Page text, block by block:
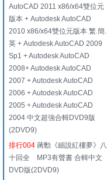
AutoCAD 2011 x86/x64雙位元
版本 + Autodesk AutoCAD
2010 x86/x64雙位元版本 繁.簡.
英 + Autodesk AutoCAD 2009
Sp1 + Autodesk AutoCAD
2008+ Autodesk AutoCAD
2007 + Autodesk AutoCAD
2006 + Autodesk AutoCAD
2005 + Autodesk AutoCAD
2004 中文超強合輯DVD9版
(2DVD9)
排行004 蔣勳《細說紅樓夢》八
十回全 MP3有聲書 合輯中文
DVD版(2DVD9)